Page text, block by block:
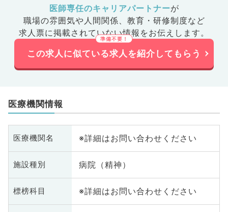
医師専任のキャリアパートナーが
職場の雰囲気や人間関係、 教育・研修制度など
求人票に掲載されていない情報をお伝えします。
この求人に似ている求人を紹介してもらう
医療機関情報
医療機関名 ※詳細はお問い合わせください
施設種別 病院（精神）
標榜科目 ※詳細はお問い合わせください